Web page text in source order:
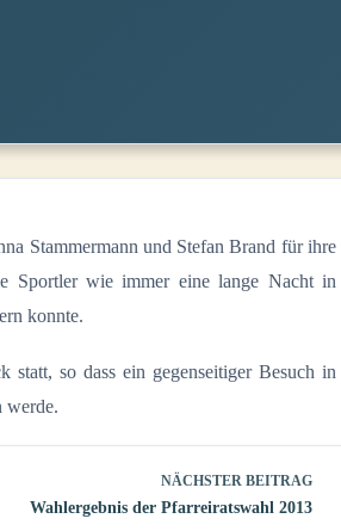
Stammermann und Stefan Brand für ihre
Sportler wie immer eine lange Nacht in
konnte.
so dass ein gegenseitiger Besuch in
werde.
NÄCHSTERBEITRAG
Wahlergebnis der Pfarreiratswahl 2013